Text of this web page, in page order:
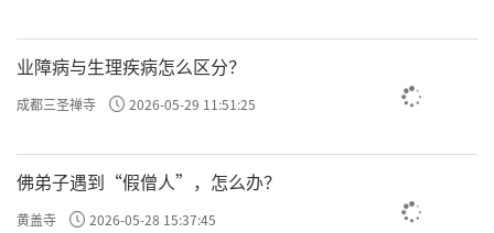
业障病与生理疾病怎么区分？
成都三圣禅寺 2026-05-29 11:51:25
佛弟子遇到“假僧人”，怎么办？
黄盖寺 2026-05-28 15:37:45